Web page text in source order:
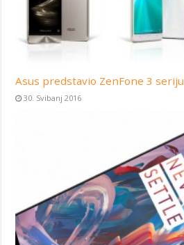
Asus predstavio ZenFone 3 seriju
30. Svibanj 2016